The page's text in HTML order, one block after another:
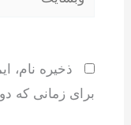
ذخیره نام،
برای زمانی که